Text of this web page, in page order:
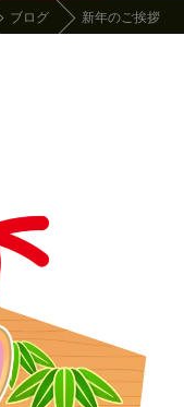
ブログ 新年のご挨拶